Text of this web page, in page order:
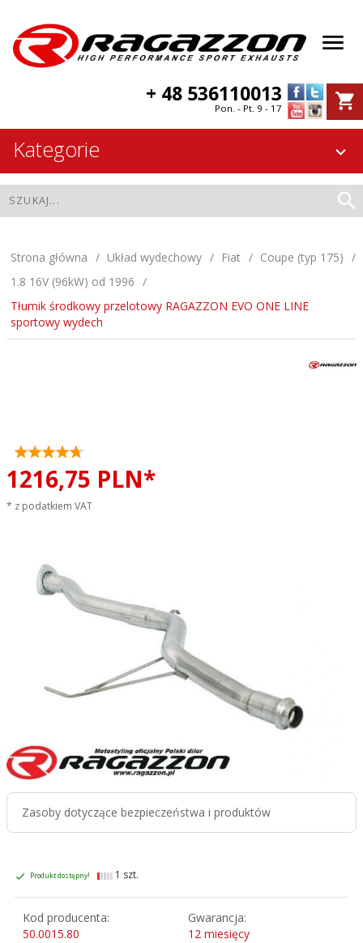
+ 48 536110013
Pon. - Pt. 9 - 17
Kategorie
Strona główna Układ wydechowy Fiat
Coupe (typ 175)
1.8 16V (96kW) od 1996
Tłumik środkowy przelotowy RAGAZZON EVO ONE LINE
sportowy wydech
1216,75 PLN*
* z podatkiem VAT
Zasoby dotyczące bezpieczeństwa i produktów
Produkt dostępny! 1 szt.
Kod producenta:
50.0015.80
Gwarancja:
12 miesięcy